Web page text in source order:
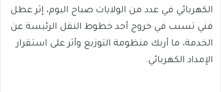
الكهربائي في عدد من الولايات صباح اليوم، إثر عطل
فني تسبب في خروج أحد خطوط النقل الرئيسة عن
الخدمة، ما أربك منظومة التوزيع وأثر على استقرار
الإمداد الكهربائي.